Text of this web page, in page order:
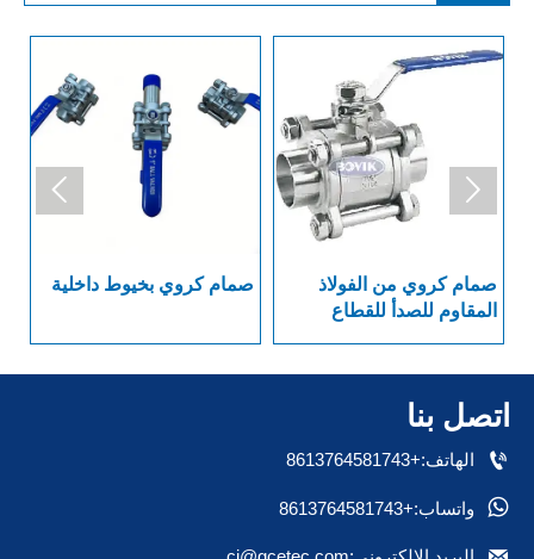
صمام كروي بخيوط داخلية
صمام كروي من الفولاذ
المقاوم للصدأ للقطاع
 
اتصل بنا
 الهاتف:+8613764581743
 واتساب:+8613764581743